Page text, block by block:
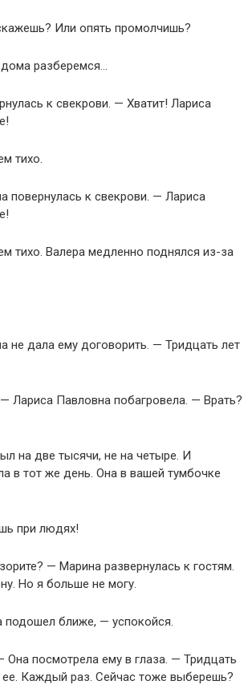
Или опять промолчишь?
разберемся…
к свекрови. — Хватит! Лариса
тихо.
повернулась к свекрови. — Лариса
тихо. Валера медленно поднялся из-за
не дала ему договорить. — Тридцать лет
Лариса Павловна побагровела. — Врать?
на две тысячи, не на четыре. И
в тот же день. Она в вашей тумбочке
при людях!
— Марина развернулась к гостям.
Но я больше не могу.
ближе, — успокойся.
посмотрела ему в глаза. — Тридцать
Каждый раз. Сейчас тоже выберешь?